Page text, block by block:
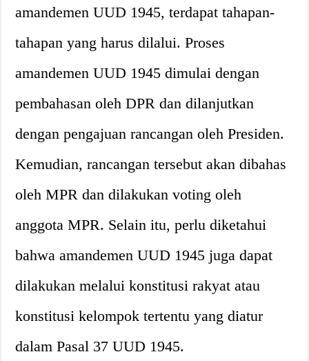
amandemen UUD 1945, terdapat tahapan-
tahapan yang harus dilalui. Proses
amandemen UUD 1945 dimulai dengan
pembahasan oleh DPR dan dilanjutkan
dengan pengajuan rancangan oleh Presiden.
Kemudian, rancangan tersebut akan dibahas
oleh MPR dan dilakukan voting oleh
anggota MPR. Selain itu, perlu diketahui
bahwa amandemen UUD 1945 juga dapat
dilakukan melalui konstitusi rakyat atau
konstitusi kelompok tertentu yang diatur
dalam Pasal 37 UUD 1945.